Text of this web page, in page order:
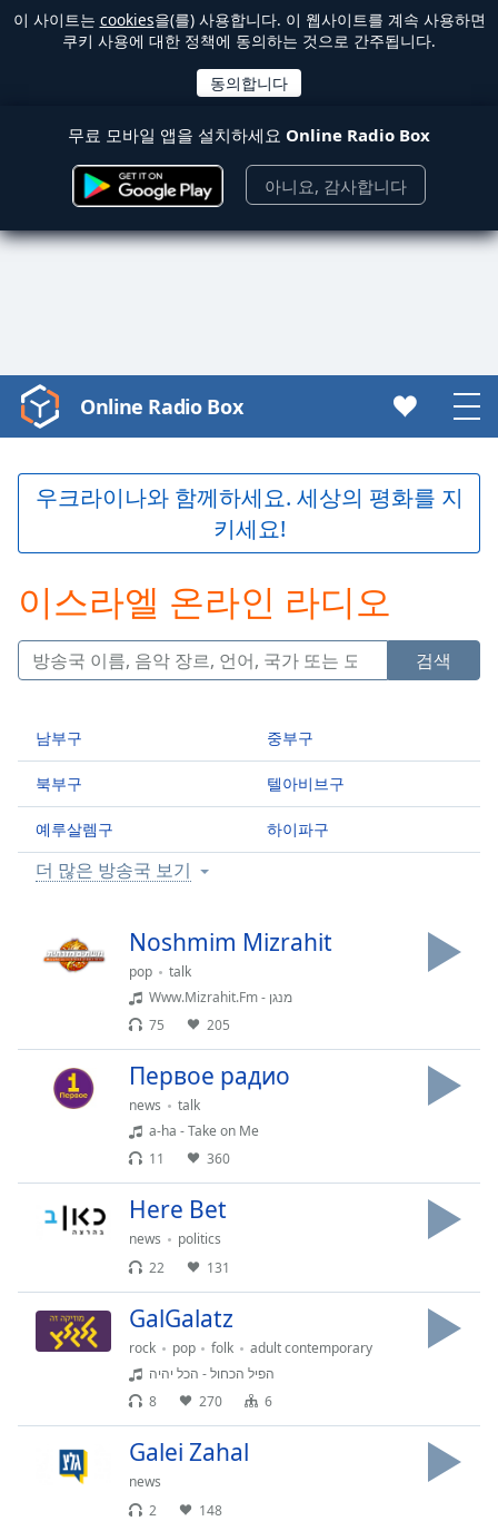
이 사이트는 cookies을(를) 사용합니다. 이 웹사이트를 계속 사용하면
쿠키 사용에 대한 정책에 동의하는 것으로 간주됩니다.
무료 모바일 앱을 설치하세요 Online Radio Box
아니요, 감사합니다
Video
Player
loading.
Play
Backward
Skip
Forward
Mute
Duration-:-
Loaded:
0.00%
Stream
TypeLIVE
LIVE
Remaining
Playback
Chapters
descriptions
off,
selected
subtitles
settings
opens
Online Radio Box
우크라이나와 함께하세요. 세상의 평화를 지
키세요!
이스라엘 온라인 라디오
검색
남부구
북부구
예루살렘구
중부구
텔아비브구
하이파구
더 많은 방송국 보기
Noshmim Mizrahit
pop
talk
Www.Mizrahit.Fm - מנגן
75
205
Первое радио
news
talk
a-ha - Take on Me
11
360
Here Bet
news
politics
22
131
GalGalatz
rock pop folk
adult contemporary
הפיל הכחול - הכל יהיה
8
270 6
Galei Zahal
news
2
148